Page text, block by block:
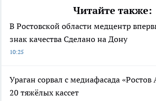
Читайте также:
В Ростовской области медцентр
знак качества Сделано на Дону
10:25
Ураган сорвал с медиафасада
20 тяжёлых кассет